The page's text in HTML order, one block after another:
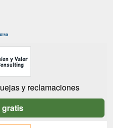
y reclamaciones
gratis